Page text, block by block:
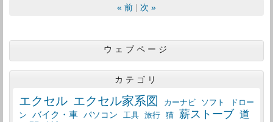
« 前 次 »
ウェブページ
カテゴリ
エクセル エクセル家系図 カーナビ ソフト
ドロー
ン
バイク・車 パソコン 工具 旅行 猫 薪ストーブ 道